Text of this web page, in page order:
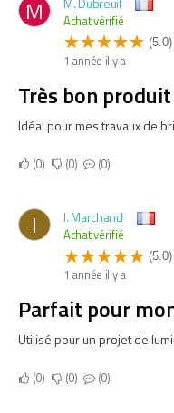
M Achat vérifié
(5.0)
1 année il y a
Très bon produit
Idéal pour mes travaux de
0 0 0
I I. Marchand
Achat vérifié
(5.0)
1 année il y a
Parfait pour
Utilisé pour un projet de
0 0 0